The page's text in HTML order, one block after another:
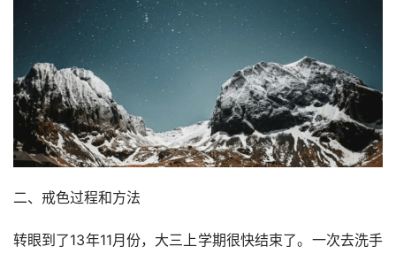
二、戒色过程和方法
转眼到了13年11月份，大三上学期很快结束了。一次去洗手